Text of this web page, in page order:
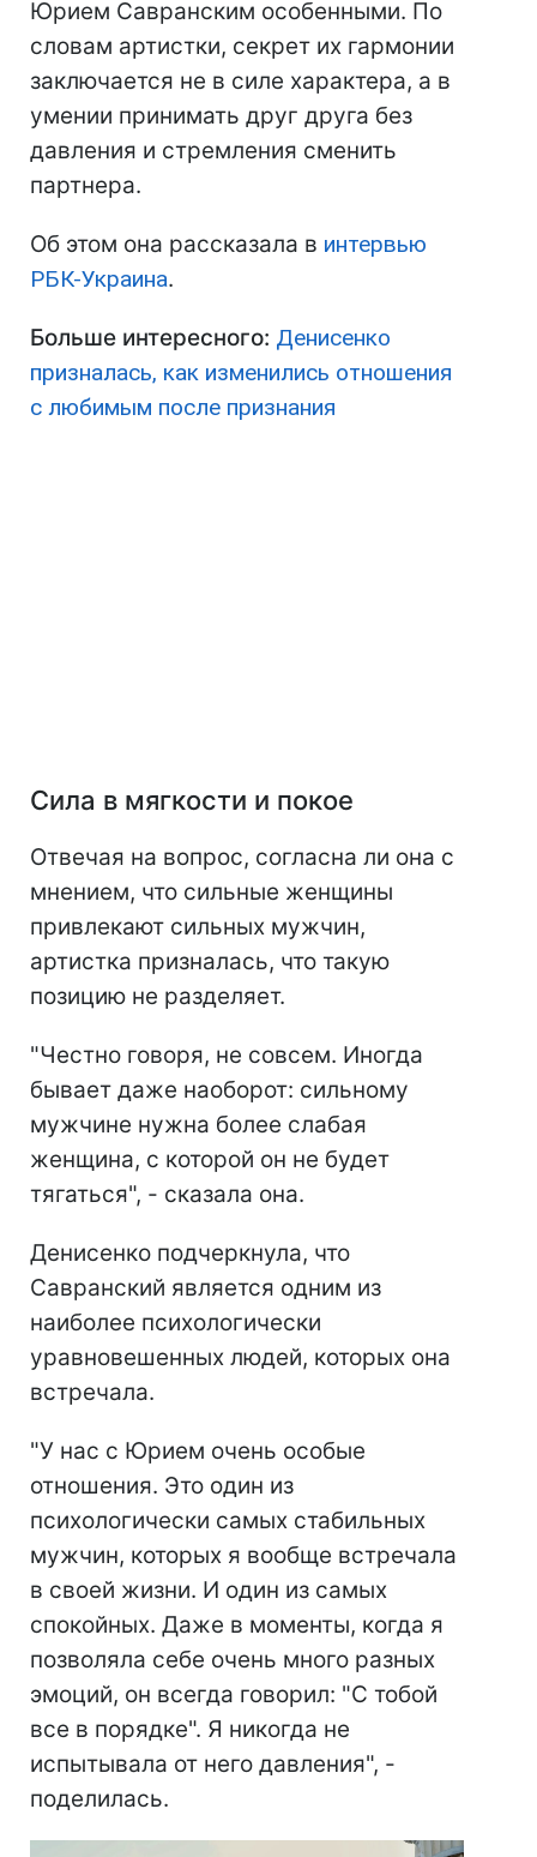
Юрием Савранским особенными. По
словам артистки, секрет их гармонии
заключается не в силе характера, а в
умении принимать друг друга без
давления и стремления сменить
партнера.
Об этом она рассказала в интервью
РБК-Украина.
Больше интересного: Денисенко
призналась, как изменились отношения
с любимым после признания
Сила в мягкости и покое
Отвечая на вопрос, согласна ли она с
мнением, что сильные женщины
привлекают сильных мужчин,
артистка призналась, что такую
позицию не разделяет.
"Честно говоря, не совсем. Иногда
бывает даже наоборот: сильному
мужчине нужна более слабая
женщина, с которой он не будет
тягаться", - сказала она.
Денисенко подчеркнула, что
Савранский является одним из
наиболее психологически
уравновешенных людей, которых она
встречала.
"У нас с Юрием очень особые
отношения. Это один из
психологически самых стабильных
мужчин, которых я вообще встречала
в своей жизни. И один из самых
спокойных. Даже в моменты, когда я
позволяла себе очень много разных
эмоций, он всегда говорил: "С тобой
все в порядке". Я никогда не
испытывала от него давления", -
поделилась.